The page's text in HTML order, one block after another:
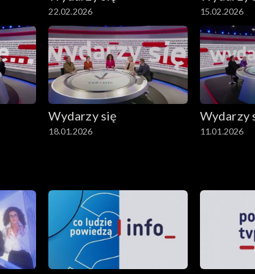
22.02.2026 15.02.2026
Wydarzy się
18.01.2026
Wydarzy
11.01.2026